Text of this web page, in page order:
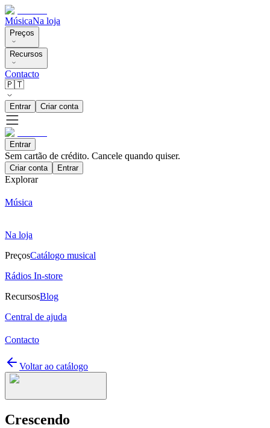
MúsicaNa loja
Preços
Recursos
Contacto
🇵🇹
Entrar Criar conta
Entrar
Sem cartão de crédito. Cancele quando quiser.
Criar conta Entrar
Explorar
Música
Na loja
PreçosCatálogo musical
Rádios In-store
RecursosBlog
Central de ajuda
Contacto
Voltar ao catálogo
Crescendo